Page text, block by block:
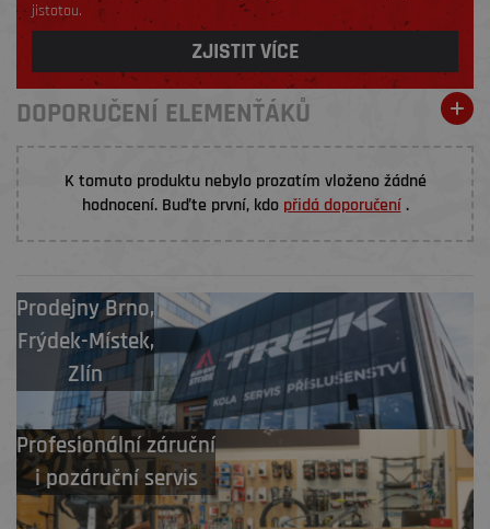
jistotou.
ZJISTIT VÍCE
DOPORUČENÍ ELEMENŤÁKŮ
K tomuto produktu nebylo prozatím vloženo žádné
hodnocení. Buďte první, kdo přidá doporučení.
ProdejnyBrno,
Frýdek-Místek,
Zlín
Profesionální záruční
i pozáruční servis